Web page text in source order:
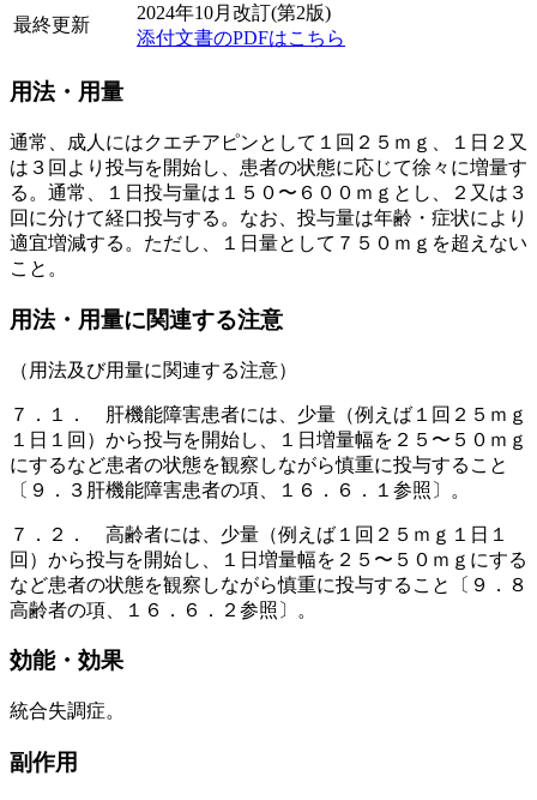
最終更新
2024年10月改訂(第2版)
添付文書のPDFはこちら
用法・用量
通常、成人にはクエチアピンとして１回２５ｍｇ、１日２又
は３回より投与を開始し、患者の状態に応じて徐々に増量す
る。通常、１日投与量は１５０〜６００ｍｇとし、２又は３
回に分けて経口投与する。なお、投与量は年齢・症状により
適宜増減する。ただし、１日量として７５０ｍｇを超えない
こと。
用法・用量に関連する注意
（用法及び用量に関連する注意）
７．１． 肝機能障害患者には、少量（例えば１回２５ｍｇ
１日１回）から投与を開始し、１日増量幅を２５〜５０ｍｇ
にするなど患者の状態を観察しながら慎重に投与すること
〔９．３肝機能障害患者の項、１６．６．１参照〕。
７．２． 高齢者には、少量（例えば１回２５ｍｇ１日１
回）から投与を開始し、１日増量幅を２５〜５０ｍｇにする
など患者の状態を観察しながら慎重に投与すること〔９．８
高齢者の項、１６．６．２参照〕。
効能・効果
統合失調症。
副作用